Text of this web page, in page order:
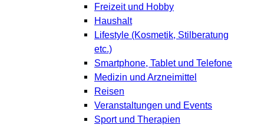
Freizeit und Hobby
Haushalt
Lifestyle (Kosmetik, Stilberatung
etc.)
Smartphone, Tablet und Telefone
Medizin und Arzneimittel
Reisen
Veranstaltungen und Events
Sport und Therapien